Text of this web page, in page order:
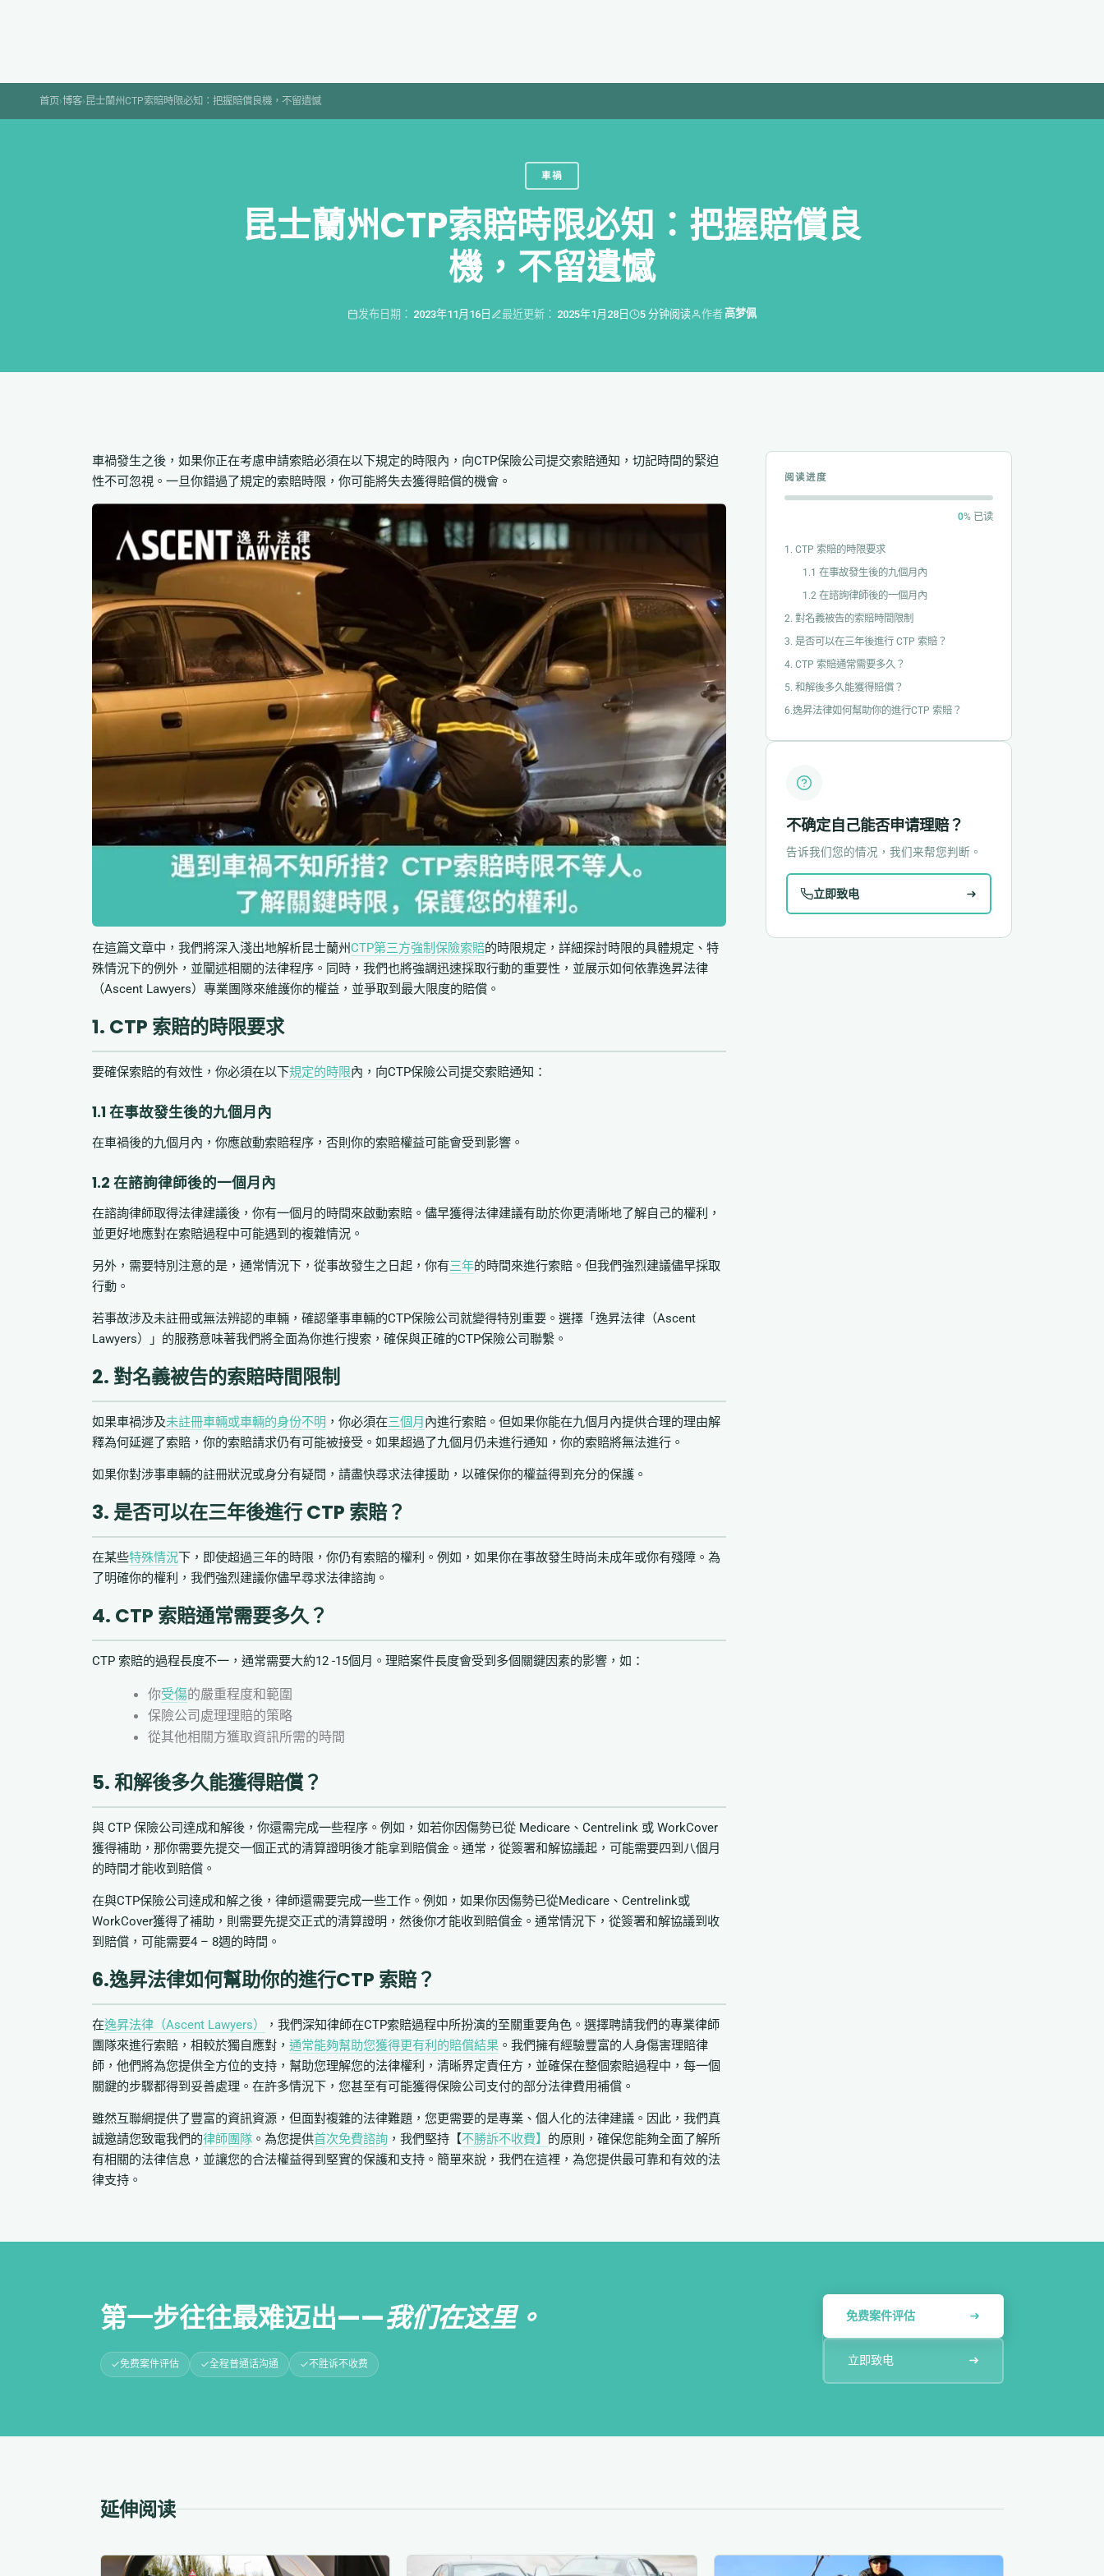
首页›博客› 昆士蘭州CTP索賠時限必知：把握賠償良機，不留遺憾
車禍
昆士蘭州CTP索賠時限必知：把握賠償良
機，不留遺憾
发布日期： 2023年11月16日 最近更新： 2025年1月28日 5 分钟阅读 作者 高梦佩
車禍發生之後，如果你正在考慮申請索賠必須在以下規定的時限內，向CTP保險公司提交索賠通知，切記時間的緊迫
性不可忽視。一旦你錯過了規定的索賠時限，你可能將失去獲得賠償的機會。
在這篇文章中，我們將深入淺出地解析昆士蘭州 CTP第三方強制保險索賠的時限規定，詳細探討時限的具體規定、特
殊情況下的例外，並闡述相關的法律程序。同時，我們也將強調迅速採取行動的重要性，並展示如何依靠逸昇法律
（Ascent Lawyers）專業團隊來維護你的權益，並爭取到最大限度的賠償。
1. CTP 索賠的時限要求
要確保索賠的有效性，你必須在以下規定的時限內，向CTP保險公司提交索賠通知：
1.1 在事故發生後的九個月內
在車禍後的九個月內，你應啟動索賠程序，否則你的索賠權益可能會受到影響。
1.2 在諮詢律師後的一個月內
在諮詢律師取得法律建議後，你有一個月的時間來啟動索賠。儘早獲得法律建議有助於你更清晰地了解自己的權利，
並更好地應對在索賠過程中可能遇到的複雜情況。
另外，需要特別注意的是，通常情況下，從事故發生之日起，你有三年的時間來進行索賠。但我們強烈建議儘早採取
行動。
若事故涉及未註冊或無法辨認的車輛，確認肇事車輛的CTP保險公司就變得特別重要。選擇「逸昇法律（Ascent
Lawyers）」的服務意味著我們將全面為你進行搜索，確保與正確的CTP保險公司聯繫。
2. 對名義被告的索賠時間限制
如果車禍涉及未註冊車輛或車輛的身份不明 ，你必須在三個月 內進行索賠。但如果你能在九個月內提供合理的理由解
釋為何延遲了索賠，你的索賠請求仍有可能被接受。如果超過了九個月仍未進行通知，你的索賠將無法進行。
如果你對涉事車輛的註冊狀況或身分有疑問，請盡快尋求法律援助，以確保你的權益得到充分的保護。
3. 是否可以在三年後進行 CTP 索賠？
在某些特殊情況下，即使超過三年的時限，你仍有索賠的權利。例如，如果你在事故發生時尚未成年或你有殘障。為
了明確你的權利，我們強烈建議你儘早尋求法律諮詢。
4. CTP 索賠通常需要多久？
CTP 索賠的過程長度不一，通常需要大約12 -15個月。理賠案件長度會受到多個關鍵因素的影響，如：
你受傷的嚴重程度和範圍
保險公司處理理賠的策略
從其他相關方獲取資訊所需的時間
5. 和解後多久能獲得賠償？
與 CTP 保險公司達成和解後，你還需完成一些程序。例如，如若你因傷勢已從 Medicare、Centrelink 或 WorkCover
獲得補助，那你需要先提交一個正式的清算證明後才能拿到賠償金。通常，從簽署和解協議起，可能需要四到八個月
的時間才能收到賠償。
在與CTP保險公司達成和解之後，律師還需要完成一些工作。例如，如果你因傷勢已從Medicare、Centrelink或
WorkCover獲得了補助，則需要先提交正式的清算證明，然後你才能收到賠償金。通常情況下，從簽署和解協議到收
到賠償，可能需要4 – 8週的時間。
6.逸昇法律如何幫助你的進行CTP 索賠？
在逸昇法律（Ascent Lawyers）
，我們深知律師在CTP索賠過程中所扮演的至關重要角色。選擇聘請我們的專業律師
團隊來進行索賠，相較於獨自應對， 通常能夠幫助您獲得更有利的賠償結果 。我們擁有經驗豐富的人身傷害理賠律
師，他們將為您提供全方位的支持，幫助您理解您的法律權利，清晰界定責任方，並確保在整個索賠過程中，每一個
關鍵的步驟都得到妥善處理。在許多情況下，您甚至有可能獲得保險公司支付的部分法律費用補償。
雖然互聯網提供了豐富的資訊資源，但面對複雜的法律難題，您更需要的是專業、個人化的法律建議。因此，我們真
誠邀請您致電我們的律師團隊 。為您提供首次免費諮詢 ，我們堅持【不勝訴不收費】 的原則，確保您能夠全面了解所
有相關的法律信息，並讓您的合法權益得到堅實的保護和支持。簡單來說，我們在這裡，為您提供最可靠和有效的法
律支持。
阅读进度
0% 已读
1. CTP 索賠的時限要求
1.1 在事故發生後的九個月內
1.2 在諮詢律師後的一個月內
2. 對名義被告的索賠時間限制
3. 是否可以在三年後進行 CTP 索賠？
4. CTP 索賠通常需要多久？
5. 和解後多久能獲得賠償？
6.逸昇法律如何幫助你的進行CTP 索賠？
不确定自己能否申请理赔？
告诉我们您的情况，我们来帮您判断。
立即致电
第一步往往最难迈出——我们在这里。
免费案件评估 全程普通话沟通 不胜诉不收费
免费案件评估
立即致电
延伸阅读